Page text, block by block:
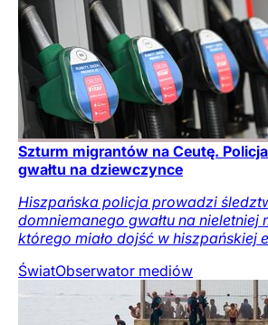
Szturm migrantów na Ceutę.
gwałtu na dziewczynce
Hiszpańska policja prowadzi
domniemanego gwałtu na nieletniej
którego miało dojść w hiszpańskiej
ŚwiatObserwator mediów